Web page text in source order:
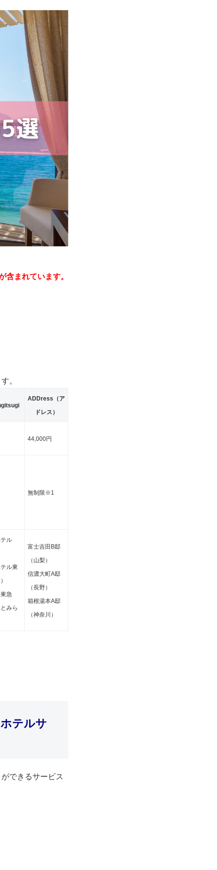
含まれています。
。
ADDress（ア
ドレス）
44,000円
無制限※1
ル
ル東
急
みら
富士吉田B邸
（山梨）
信濃大町A邸
（長野）
箱根湯本A邸
（神奈川）
テルサ
できるサービス